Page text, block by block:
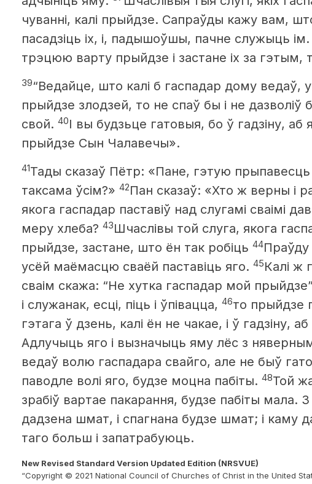
чуванні, калі прыйдзе. Сапраўды кажу вам,
пасадзіць іх, і, падышоўшы, пачне служыць ім.
трэцюю варту прыйдзе і застане іх за гэтым,
39“Ведайце, што калі б гаспадар дому ведаў,
прыйдзе злодзей, то не спаў бы і не
свой. 40І вы будзьце гатовыя, бо ў гадзіну,
прыйдзе Сын Чалавечы».
41Тады сказаў Пётр: «Пане, гэтую
таксама ўсім?» 42Пан сказаў: «Хто ж верны і
якога гаспадар паставіў над слугамі сваімі
меру хлеба? 43Шчаслівы той слуга, якога
прыйдзе, застане, што ён так робіць 44
усёй маёмасцю сваёй паставіць яго. 45Калі ж
сваім скажа: “Не хутка гаспадар мой
і служанак, есці, піць і ўпівацца, 46то прыйдзе
гэтага ў дзень, калі ён не чакае, і ў гадзіну,
Адлучыць яго і вызначыць яму лёс з
ведаў волю гаспадара свайго, але не быў
паводле волі яго, будзе моцна пабіты. 48Той
зрабіў вартае пакарання, будзе пабіты мала.
дадзена шмат, і спагнана будзе шмат; і каму
таго больш і запатрабуюць.
New Revised Standard Version Updated Edition (NRSVUE)
“Copyright © 2021 National Council of Churches of Christ in the United